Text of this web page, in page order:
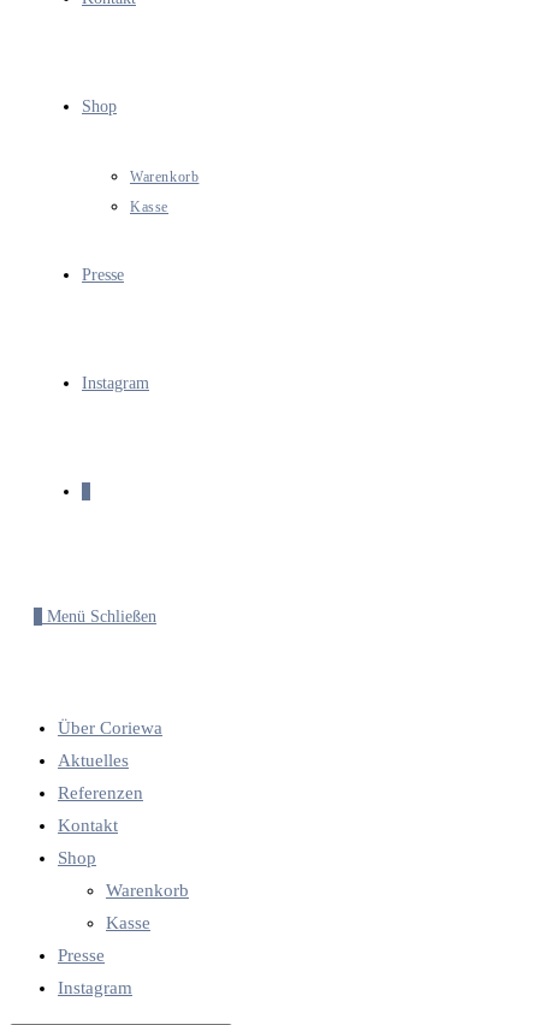
Shop
Warenkorb
Kasse
Presse
Instagram
Menü Schließen
Über Coriewa
Aktuelles
Referenzen
Kontakt
Shop
Warenkorb
Kasse
Presse
Instagram